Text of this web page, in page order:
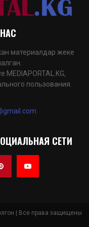
материалдар жеке
пользования.
СЕТИ
| Все права защищены